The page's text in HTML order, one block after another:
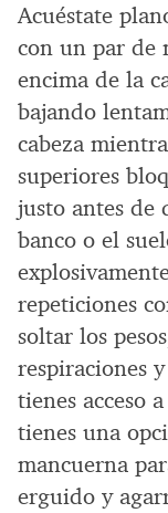
Acuéstate
con un par de
encima de la
bajando
cabeza
superiores
justo antes de
banco o el
repeticiones
soltar los
respiraciones
tienes acceso
tienes una
mancuerna
erguido y